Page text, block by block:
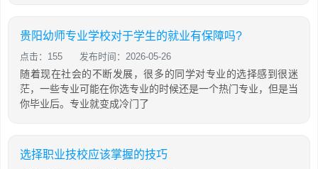
贵阳幼师专业学校对于学生的就业有保障吗?
点击：155 发布时间：2026-05-26
随着现在社会的不断发展，很多的同学对专业的选择感到很迷
茫，一些专业可能在你选专业的时候还是一个热门专业，但是当
你毕业后。专业就变成冷门了
选择职业技校应该掌握的技巧